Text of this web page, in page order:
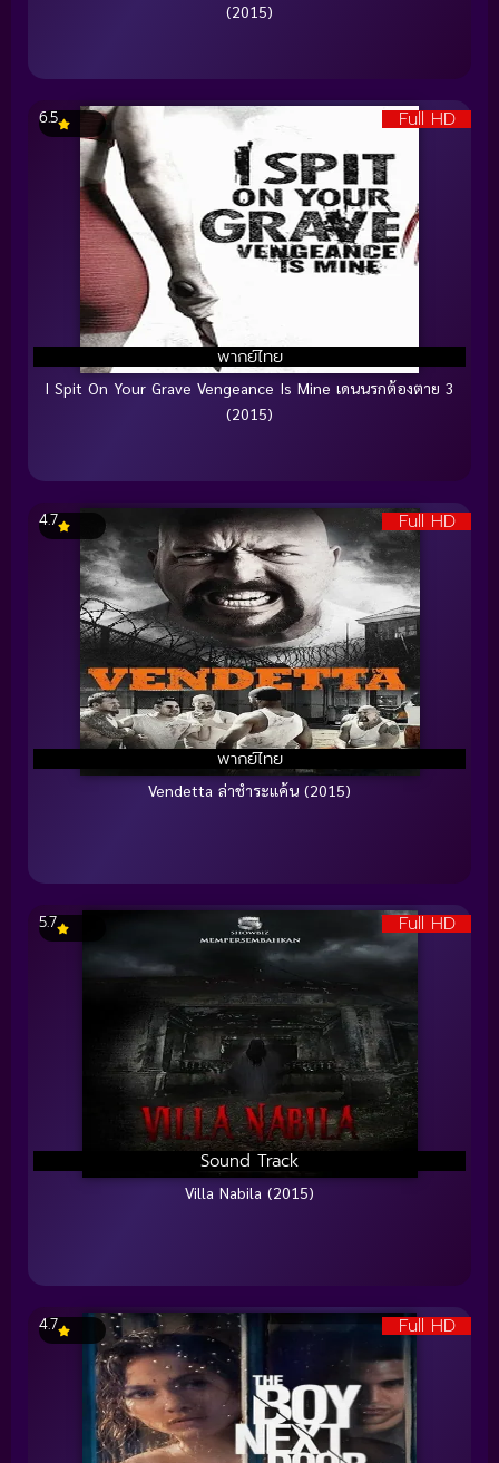
(2015)
Full HD
พากย์ไทย
6.5
I Spit On Your Grave Vengeance Is Mine เดนนรกต้องตาย 3
(2015)
Full HD
พากย์ไทย
4.7
Vendetta ล่าชําระแค้น (2015)
Full HD
Sound Track
5.7
Villa Nabila (2015)
Full HD
4.7